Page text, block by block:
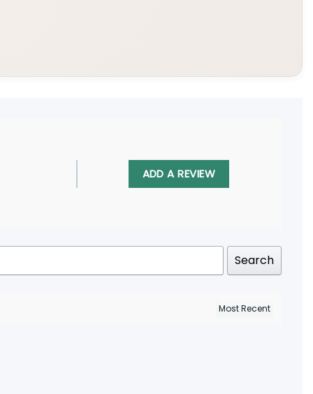
ADD A REVIEW
Search